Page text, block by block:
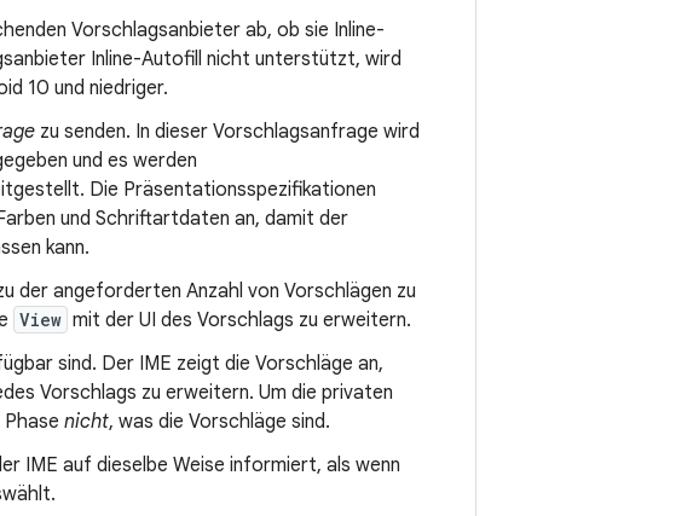
Vorschlagsanbieter ab, ob sie Inline-
Inline-Autofill nicht unterstützt, wird
10 und niedriger.
zu senden. In dieser Vorschlagsanfrage wird
und es werden
Die Präsentationsspezifikationen
und Schriftartdaten an, damit der
kann.
der angeforderten Anzahl von Vorschlägen zu
View mit der UI des Vorschlags zu erweitern.
sind. Der IME zeigt die Vorschläge an,
Vorschlags zu erweitern. Um die privaten
nicht, was die Vorschläge sind.
IME auf dieselbe Weise informiert, als wenn